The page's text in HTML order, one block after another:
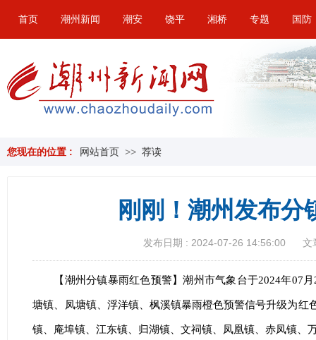
首页 潮州新闻 潮安 饶平 湘桥 专题 国防
您现在的位置 : 网站首页 >> 荐读
刚刚！潮州发布分
发布日期 : 2024-07-26 14:56:00 文
【潮州分镇暴雨红色预警】潮州市气象台于2024年07
塘镇、凤塘镇、浮洋镇、枫溪镇暴雨橙色预警信号升级为
镇、庵埠镇、江东镇、归湖镇、文祠镇、凤凰镇、赤凤镇、